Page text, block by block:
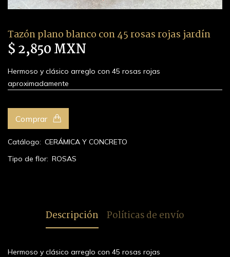
Tazón plano blanco con 45 rosas rojas jardín
$ 2,850 MXN
Hermoso y clásico arreglo con 45 rosas rojas
aproximadamente
Comprar
Catálogo: CERÁMICA Y CONCRETO
Tipo de flor: ROSAS
Descripción Políticas de envío
Hermoso y clásico arreglo con 45 rosas rojas